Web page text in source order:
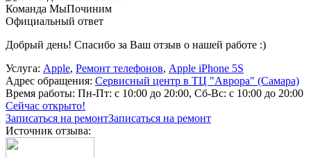
Команда МыПочиним
Официальный ответ
Добрый день! Спасибо за Ваш отзыв о нашей работе :)
Услуга: Apple, Ремонт телефонов, Apple iPhone 5S
Адрес обращения: Сервисный центр в ТЦ "Аврора" (Самара)
Время работы: Пн-Пт: с 10:00 до 20:00, Сб-Вс: с 10:00 до 20:00
Сейчас открыто!
Записаться на ремонтЗаписаться на ремонт
Источник отзыва: